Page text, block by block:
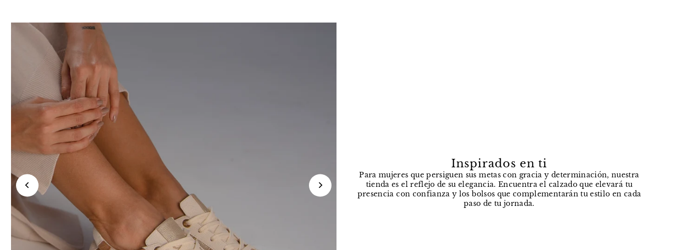
Inspirados en ti
Para mujeres que persiguen sus metas con gracia y determinación, nuestra
tienda es el reflejo de su elegancia. Encuentra el calzado que elevará tu
presencia con confianza y los bolsos que complementarán tu estilo en cada
paso de tu jornada.